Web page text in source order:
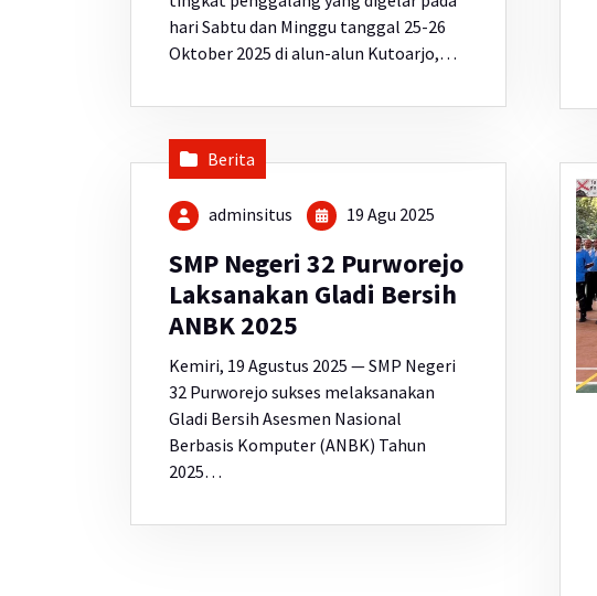
hari Sabtu dan Minggu tanggal 25-26
Oktober 2025 di alun-alun Kutoarjo,…
Berita
adminsitus 19 Agu 2025
SMP Negeri 32 Purworejo
Laksanakan Gladi Bersih
ANBK 2025
Kemiri, 19 Agustus 2025 — SMP Negeri
32 Purworejo sukses melaksanakan
Gladi Bersih Asesmen Nasional
Berbasis Komputer (ANBK) Tahun
2025…